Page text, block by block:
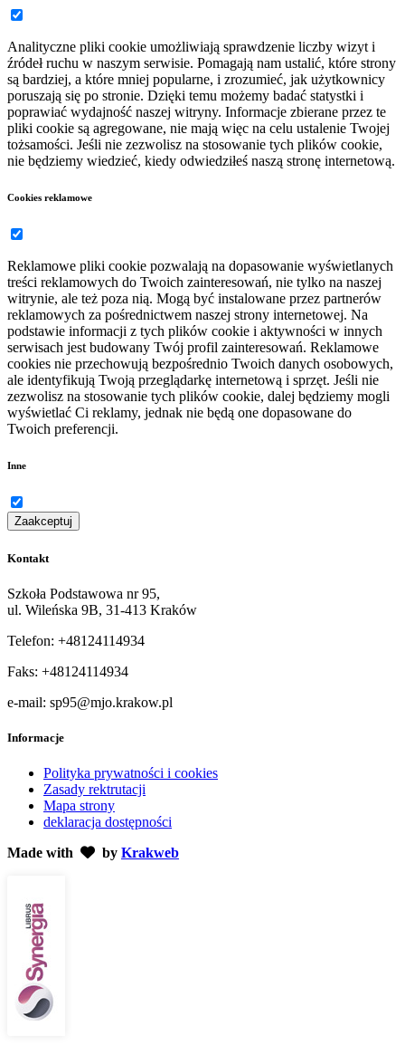
Analityczne pliki cookie umożliwiają sprawdzenie liczby wizyt i
źródeł ruchu w naszym serwisie. Pomagają nam ustalić, które strony
są bardziej, a które mniej popularne, i zrozumieć, jak użytkownicy
poruszają się po stronie. Dzięki temu możemy badać statystki i
poprawiać wydajność naszej witryny. Informacje zbierane przez te
pliki cookie są agregowane, nie mają więc na celu ustalenie Twojej
tożsamości. Jeśli nie zezwolisz na stosowanie tych plików cookie,
nie będziemy wiedzieć, kiedy odwiedziłeś naszą stronę internetową.
Cookies reklamowe
Reklamowe pliki cookie pozwalają na dopasowanie wyświetlanych
treści reklamowych do Twoich zainteresowań, nie tylko na naszej
witrynie, ale też poza nią. Mogą być instalowane przez partnerów
reklamowych za pośrednictwem naszej strony internetowej. Na
podstawie informacji z tych plików cookie i aktywności w innych
serwisach jest budowany Twój profil zainteresowań. Reklamowe
cookies nie przechowują bezpośrednio Twoich danych osobowych,
ale identyfikują Twoją przeglądarkę internetową i sprzęt. Jeśli nie
zezwolisz na stosowanie tych plików cookie, dalej będziemy mogli
wyświetlać Ci reklamy, jednak nie będą one dopasowane do
Twoich preferencji.
Inne
Zaakceptuj
Kontakt
Szkoła Podstawowa nr 95,
ul. Wileńska 9B, 31-413 Kraków
Telefon: +48124114934
Faks: +48124114934
e-mail: sp95@mjo.krakow.pl
Informacje
Polityka prywatności i cookies
Zasady rektrutacji
Mapa strony
deklaracja dostępności
Made with
by Krakweb